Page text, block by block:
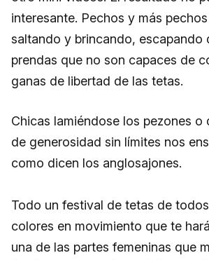
interesante. Pechos y más
saltando y brincando, escapando
prendas que no son capaces de
ganas de libertad de las tetas.
Chicas lamiéndose los pezones o
de generosidad sin límites nos
como dicen los anglosajones.
Todo un festival de tetas de
colores en movimiento que te
una de las partes femeninas que